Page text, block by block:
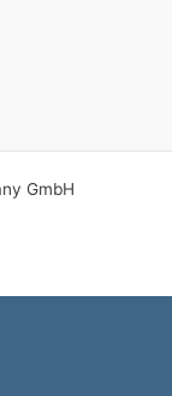
GmbH